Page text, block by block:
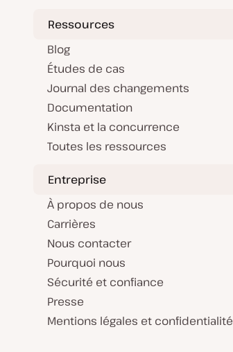
Ressources
Blog
Études de cas
Journal des changements
Documentation
Kinsta et la concurrence
Toutes les ressources
Entreprise
À propos de nous
Carrières
Nous contacter
Pourquoi nous
Sécurité et confiance
Presse
Mentions légales et confidentialité